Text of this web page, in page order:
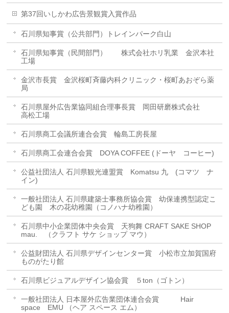
第37回いしかわ広告景観賞入賞作品
石川県知事賞（公共部門）トレインパーク白山
石川県知事賞（民間部門） 株式会社ホリ乳業 金沢本社
工場
金沢市長賞 金沢桜町斉藤内科クリニック・桜町あおぞら薬
局
石川県屋外広告業協同組合理事長賞 岡田研磨株式会社
高松工場
石川県商工会議所連合会賞 輪島工房長屋
石川県商工会連合会賞 DOYA COFFEE (ドーヤ コーヒー)
公益社団法人 石川県観光連盟賞 Komatsu 九 (コマツ ナ
イン)
一般社団法人 石川県建築士事務所協会賞 幼保連携型認定こ
ども園 木の花幼稚園（コノハナ幼稚園）
石川県中小企業団体中央会賞 天狗舞 CRAFT SAKE SHOP
mau. （クラフト サケ ショップ マウ）
公益財団法人 石川県デザインセンター賞 小松市立加賀国府
ものがたり館
石川県ビジュアルデザイン協会賞 ５ton（ゴトン）
一般社団法人 日本屋外広告業団体連合会賞 Hair
space EMU （ヘア スペース エム）